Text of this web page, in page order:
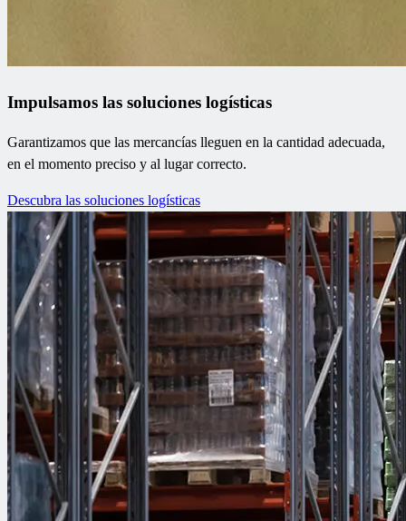
Impulsamos las soluciones logísticas
Garantizamos que las mercancías lleguen en la cantidad adecuada,
en el momento preciso y al lugar correcto.
Descubra las soluciones logísticas